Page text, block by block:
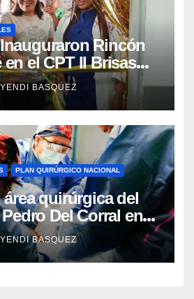
Rincón
en el CPT II Brisas
​Inauguraron
YENDI BASQUEZ
PLAN QUIRÚRGICO NACIONAL
quirúrgica del
Del Corral en
YENDI BASQUEZ